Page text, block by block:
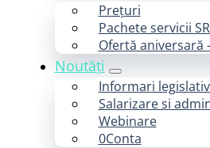
Prețuri
Pachete servicii
Ofertă aniversară
Noutăți
Informari
Salarizare si
Webinare
0Conta